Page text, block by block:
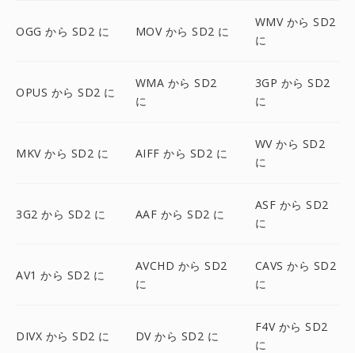
OGG から SD2 に MOV から SD2 に
WMV から SD2
に
OPUS から SD2 に
WMA から SD2
に
3GP から SD2
に
MKV から SD2 に AIFF から SD2 に
WV から SD2
に
3G2 から SD2 に AAF から SD2 に
ASF から SD2
に
AV1 から SD2 に
AVCHD から SD2
に
CAVS から SD2
に
DIVX から SD2 に DV から SD2 に
F4V から SD2
に